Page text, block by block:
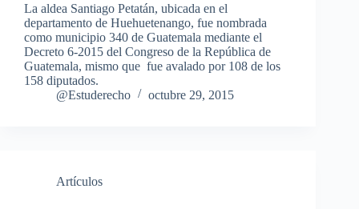
La aldea Santiago Petatán, ubicada en el
departamento de Huehuetenango, fue nombrada
como municipio 340 de Guatemala mediante el
Decreto 6-2015 del Congreso de la República de
Guatemala, mismo que fue avalado por 108 de los
158 diputados.
@Estuderecho
octubre 29, 2015
Artículos